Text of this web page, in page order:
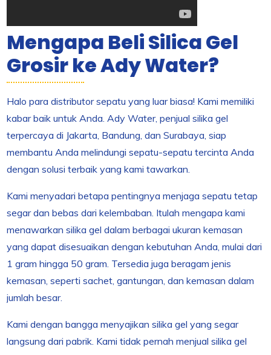
Mengapa Beli Silica Gel
Grosir ke Ady Water?
Halo para distributor sepatu yang luar biasa! Kami memiliki
kabar baik untuk Anda. Ady Water, penjual silika gel
terpercaya di Jakarta, Bandung, dan Surabaya, siap
membantu Anda melindungi sepatu-sepatu tercinta Anda
dengan solusi terbaik yang kami tawarkan.
Kami menyadari betapa pentingnya menjaga sepatu tetap
segar dan bebas dari kelembaban. Itulah mengapa kami
menawarkan silika gel dalam berbagai ukuran kemasan
yang dapat disesuaikan dengan kebutuhan Anda, mulai dari
1 gram hingga 50 gram. Tersedia juga beragam jenis
kemasan, seperti sachet, gantungan, dan kemasan dalam
jumlah besar.
Kami dengan bangga menyajikan silika gel yang segar
langsung dari pabrik. Kami tidak pernah menjual silika gel